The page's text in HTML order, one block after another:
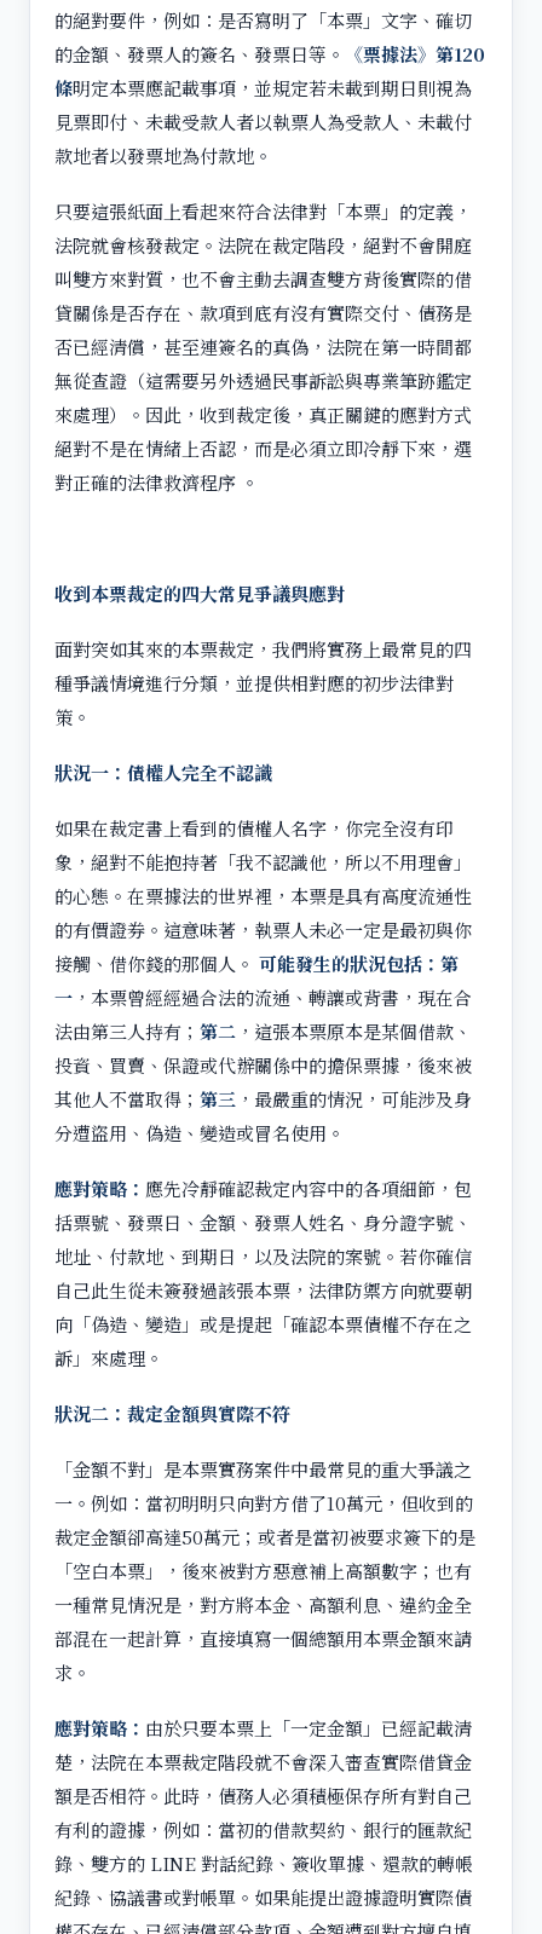
的絕對要件，例如：是否寫明了「本票」文字、確切
的金額、發票人的簽名、發票日等。
《票據法》第120
條明定本票應記載事項，並規定若未載到期日則視為
見票即付、未載受款人者以執票人為受款人、未載付
款地者以發票地為付款地。
只要這張紙面上看起來符合法律對「本票」的定義，
法院就會核發裁定。法院在裁定階段，絕對不會開庭
叫雙方來對質，也不會主動去調查雙方背後實際的借
貸關係是否存在、款項到底有沒有實際交付、債務是
否已經清償，甚至連簽名的真偽，法院在第一時間都
無從查證（這需要另外透過民事訴訟與專業筆跡鑑定
來處理）。因此，收到裁定後，真正關鍵的應對方式
絕對不是在情緒上否認，而是必須立即冷靜下來，選
對正確的法律救濟程序 。
收到本票裁定的四大常見爭議與應對
面對突如其來的本票裁定，我們將實務上最常見的四
種爭議情境進行分類，並提供相對應的初步法律對
策。
狀況一：債權人完全不認識
如果在裁定書上看到的債權人名字，你完全沒有印
象，絕對不能抱持著「我不認識他，所以不用理會」
的心態。在票據法的世界裡，本票是具有高度流通性
的有價證券。這意味著，執票人未必一定是最初與你
接觸、借你錢的那個人。 可能發生的狀況包括：第
一 ，本票曾經經過合法的流通、轉讓或背書，現在合
法由第三人持有； 第二 ，這張本票原本是某個借款、
投資、買賣、保證或代辦關係中的擔保票據，後來被
其他人不當取得； 第三 ，最嚴重的情況，可能涉及身
分遭盜用、偽造、變造或冒名使用。
應對策略： 應先冷靜確認裁定內容中的各項細節，包
括票號、發票日、金額、發票人姓名、身分證字號、
地址、付款地、到期日，以及法院的案號。若你確信
自己此生從未簽發過該張本票，法律防禦方向就要朝
向「偽造、變造」或是提起「確認本票債權不存在之
訴」來處理。
狀況二：裁定金額與實際不符
「金額不對」是本票實務案件中最常見的重大爭議之
一。例如：當初明明只向對方借了10萬元，但收到的
裁定金額卻高達50萬元；或者是當初被要求簽下的是
「空白本票」，後來被對方惡意補上高額數字；也有
一種常見情況是，對方將本金、高額利息、違約金全
部混在一起計算，直接填寫一個總額用本票金額來請
求。
應對策略： 由於只要本票上「一定金額」已經記載清
楚，法院在本票裁定階段就不會深入審查實際借貸金
額是否相符。此時，債務人必須積極保存所有對自己
有利的證據，例如：當初的借款契約、銀行的匯款紀
錄、雙方的 LINE 對話紀錄、簽收單據、還款的轉帳
紀錄、協議書或對帳單。如果能提出證據證明實際債